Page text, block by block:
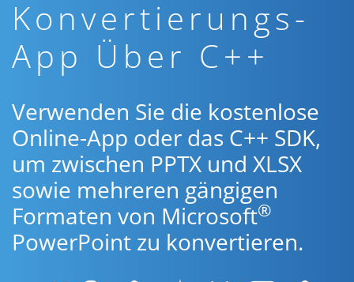
Konvertierungs-
App Über C++
Verwenden Sie die kostenlose
Online-App oder das C++ SDK,
um zwischen PPTX und XLSX
sowie mehreren gängigen
Formaten von Microsoft®
PowerPoint zu konvertieren.